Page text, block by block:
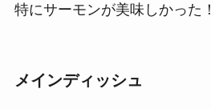
特にサーモンが美味しかった！
メインディッシュ